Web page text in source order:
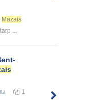
Mazais
...
1